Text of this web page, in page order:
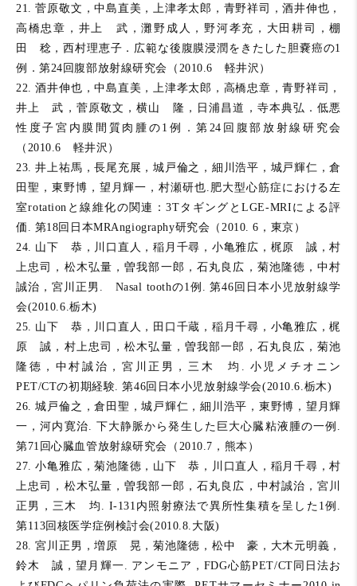
21. 菅原敬文，中島直美，上津孝太郎，青野祥司，酒井伸也，
高橋忠章，井上 武，灘野成人，野河孝充，大田耕司，棚
田 稔，西村理恵子．広範な後腹膜浸潤をきたした胆嚢癌の1
例．第24回腹部放射線研究会（2010.6 軽井沢）
22. 酒井伸也，中島直美，上津孝太郎，高橋忠章，青野祥司，
井上 武，菅原敬文，横山 隆，日浦昌道，寺本典弘．低悪
性度子宮内膜間質肉腫の1例．第24回腹部放射線研究会
（2010.6 軽井沢）
23. 井上祐馬，長尾充展，城戸倫之，細川浩平，城戸輝仁，倉
田聖，東野博，望月輝一，村瀬研也.肥大型心筋症における左
室rotationと線維化の関連：3TタギングとLGE-MRIによる評
価. 第18回日本MRAngiography研究会（2010. 6，東京）
24. 山下 恭，川口直人，稲月千尋，小亀雅広，梶原 誠，村
上忠司，松木弘量，曽我部一郎，石丸良広，菊池隆徳，中村
誠治，宮川正男. Nasal toothの1例. 第46回日本小児放射線学
会(2010.6.栃木)
25. 山下 恭，川口直人，田口千蔵，稲月千尋，小亀雅広，梶
原 誠，村上忠司，松木弘量，曽我部一郎，石丸良広，菊池
隆徳，中村誠治，宮川正男，三木 均. 小児メチオニン
PET/CTの初期経験. 第46回日本小児放射線学会(2010.6.栃木)
26. 城戸倫之，倉田聖，城戸輝仁，細川浩平，東野博，望月輝
一，河内寛治. 下大静脈から発生した巨大心臓粘液腫の一例.
第71回心臓血管放射線研究会（2010.7，熊本）
27. 小亀雅広，菊池隆徳，山下 恭，川口直人，稲月千尋，村
上忠司，松木弘量，曽我部一郎，石丸良広，中村誠治，宮川
正男，三木 均. I-131内照射療法で異所性集積を呈した1例.
第113回核医学症例検討会(2010.8.大阪)
28. 宮川正男，増原 晃，菊池隆徳，松中 豪，大木元明義，
鈴木 誠，望月輝一. アンモニア，FDG心筋PET/CT同日法お